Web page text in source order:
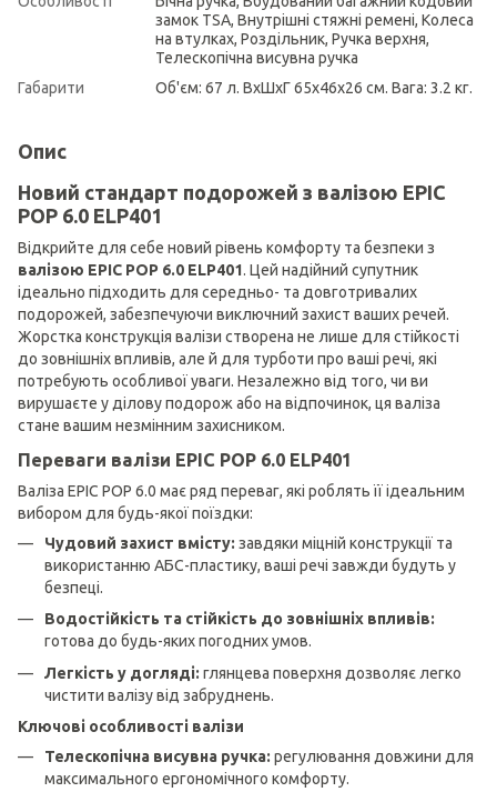
замок TSA, Внутрішні стяжні ремені, Колеса
на втулках, Роздільник, Ручка верхня,
Телескопічна висувна ручка
Габарити
Об'єм: 67 л. ВхШхГ 65х46х26 см. Вага: 3.2 кг.
Опис
Новий стандарт подорожей з валізою EPIC
POP 6.0 ELP401
Відкрийте для себе новий рівень комфорту та безпеки з
валізою EPIC POP 6.0 ELP401. Цей надійний супутник
ідеально підходить для середньо- та довготривалих
подорожей, забезпечуючи виключний захист ваших речей.
Жорстка конструкція валізи створена не лише для стійкості
до зовнішніх впливів, але й для турботи про ваші речі, які
потребують особливої уваги. Незалежно від того, чи ви
вирушаєте у ділову подорож або на відпочинок, ця валіза
стане вашим незмінним захисником.
Переваги валізи EPIC POP 6.0 ELP401
Валіза EPIC POP 6.0 має ряд переваг, які роблять її ідеальним
вибором для будь-якої поїздки:
Чудовий захист вмісту: завдяки міцній конструкції та
використанню АБС-пластику, ваші речі завжди будуть у
безпеці.
Водостійкість та стійкість до зовнішніх впливів:
готова до будь-яких погодних умов.
Легкість у догляді: глянцева поверхня дозволяє легко
чистити валізу від забруднень.
Ключові особливості валізи
Телескопічна висувна ручка: регулювання довжини для
максимального ергономічного комфорту.